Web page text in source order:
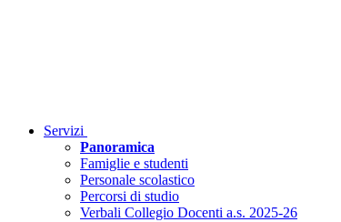
Servizi
Panoramica
Famiglie e studenti
Personale scolastico
Percorsi di studio
Verbali Collegio Docenti a.s. 2025-26